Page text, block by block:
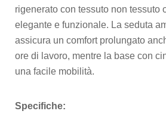
rigenerato con tessuto non tessuto
elegante e funzionale. La seduta
assicura un comfort prolungato
ore di lavoro, mentre la base con
una facile mobilità.
Specifiche: